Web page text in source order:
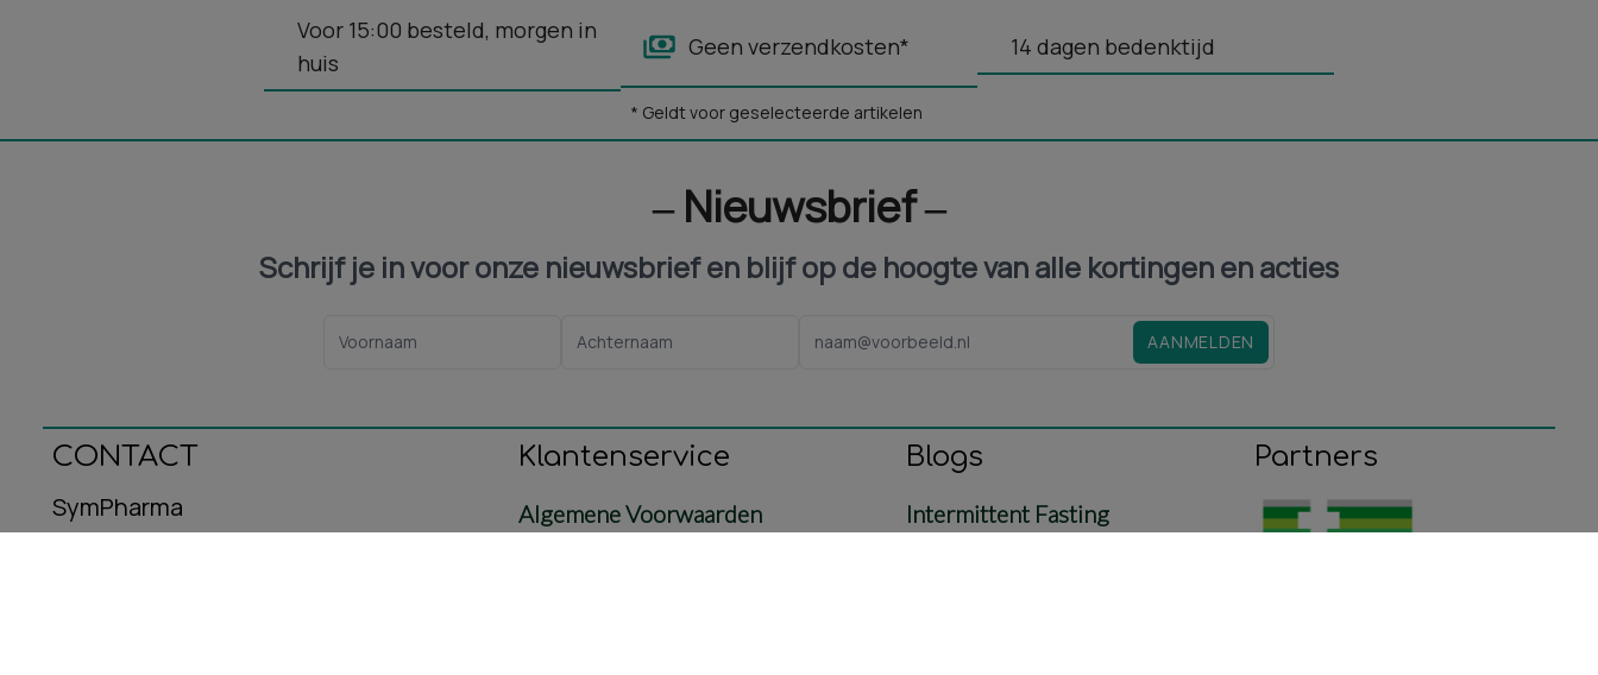
Voor 15:00 besteld, morgen in
huis
Geen verzendkosten* 14 dagen bedenktijd
* Geldt voor geselecteerde artikelen
‒ Nieuwsbrief ‒
Schrijf je in voor onze nieuwsbrief en blijf op de hoogte van alle kortingen en acties
AANMELDEN
CONTACT
SymPharma
Oeralstraat 12
Klantenservice
Algemene Voorwaarden
Blogs
Intermittent Fasting
Partners